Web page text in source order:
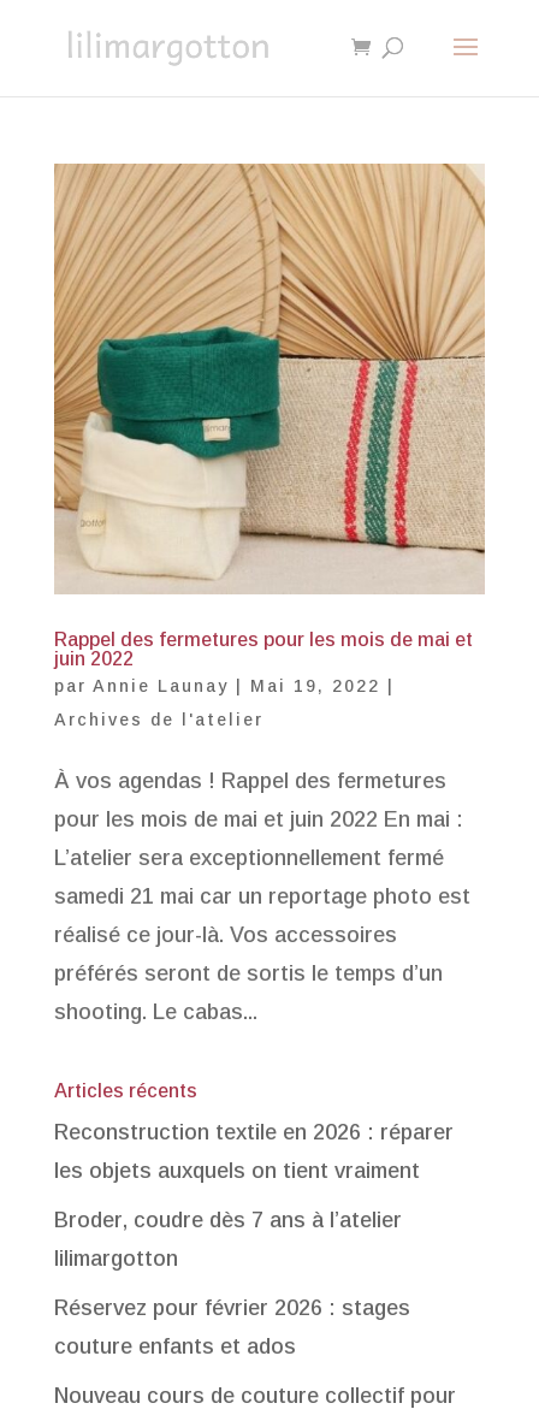
Rappel des fermetures pour les mois de mai et
juin 2022
par Annie Launay Mai 19, 2022
Archives de l'atelier
À vos agendas ! Rappel des fermetures
pour les mois de mai et juin 2022 En mai :
L’atelier sera exceptionnellement fermé
samedi 21 mai car un reportage photo est
réalisé ce jour-là. Vos accessoires
préférés seront de sortis le temps d’un
shooting. Le cabas...
Articles récents
Reconstruction textile en 2026 : réparer
les objets auxquels on tient vraiment
Broder, coudre dès 7 ans à l’atelier
lilimargotton
Réservez pour février 2026 : stages
couture enfants et ados
Nouveau cours de couture collectif pour